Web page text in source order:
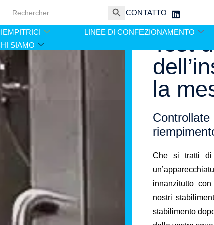
Search
for:
CONTATTO
LINEE DI CONFEZIONAMENTO
SIAMO
TECHNIBAG»
Test
la
Che si tratti di
innanzitutto
nostri
stabilimento